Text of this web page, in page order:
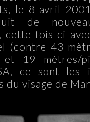
le 8 avril
de
cette fois-ci
(contre 43
et 19 mètres/
ce sont les
du visage de